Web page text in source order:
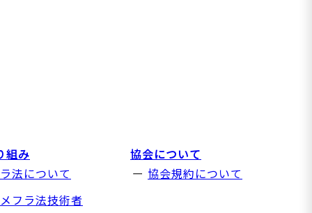
組み
法について
フラ法技術者
協会について
協会規約について